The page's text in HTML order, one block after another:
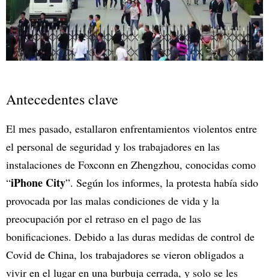
Antecedentes clave
El mes pasado, estallaron enfrentamientos violentos entre
el personal de seguridad y los trabajadores en las
instalaciones de Foxconn en Zhengzhou, conocidas como
“iPhone City”. Según los informes, la protesta había sido
provocada por las malas condiciones de vida y la
preocupación por el retraso en el pago de las
bonificaciones. Debido a las duras medidas de control de
Covid de China, los trabajadores se vieron obligados a
vivir en el lugar en una burbuja cerrada, y solo se les